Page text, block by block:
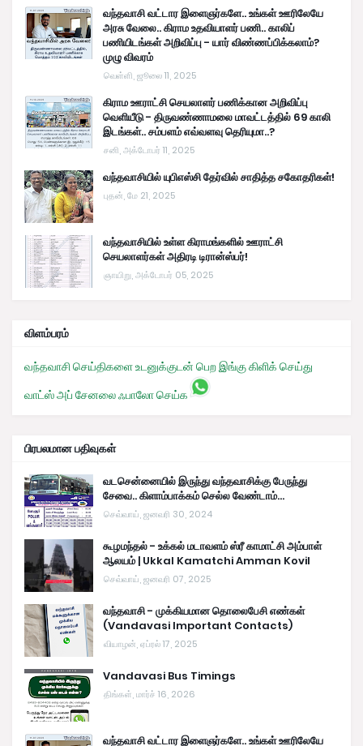
வந்தவாசி வட்டார இளைஞர்களே.. உங்கள் ஊரிலேயே
அரசு வேலை.. கிராம உதவியாளர் பணி.. காலிப்
பணியிடங்கள் அறிவிப்பு - யார் விண்ணப்பிக்கலாம்?
முழு விவரம்
வெள்ளி, ஜூலை 11, 2025
கிராம ஊராட்சி செயலாளர் பணிக்கான அறிவிப்பு
வெளியீடு - திருவண்ணாமலை மாவட்டத்தில் 69 காலி
இடங்கள்.. சம்பளம் எவ்வளவு தெரியுமா..?
சனி, அக்டோபர் 11, 2025
வந்தவாசியில் யுபிஎஸ்சி தேர்வில் சாதித்த சகோதரிகள்!
புதன், மே 21, 2025
வந்தவாசியில் உள்ள கிராமங்களில் ஊராட்சி
செயலாளர்கள் அதிரடி டிரான்ஸ்பர்!
ஞாயிறு, அக்டோபர் 05, 2025
விளம்பரம்
வந்தவாசி செய்திகளை உடனுக்குடன் பெற இங்கு கிளிக் செய்து
வாட்ஸ் அப் சேனலை ஃபாலோ செய்க
பிரபலமான பதிவுகள்
வடசென்னையில் இருந்து வந்தவாசிக்கு பேருந்து
சேவை.. கிளாம்பாக்கம் செல்ல வேண்டாம்...
செவ்வாய், ஜனவரி 30, 2024
கூழமந்தல் - உக்கல் மடாவளம் ஸ்ரீ காமாட்சி அம்பாள்
ஆலயம் | Ukkal Kamatchi Amman Kovil
செவ்வாய், ஜனவரி 07, 2025
வந்தவாசி - முக்கியமான தொலைபேசி எண்கள்
(Vandavasi Important Contacts)
வியாழன், ஏப்ரல் 17, 2025
Vandavasi Bus Timings
திங்கள், மார்ச் 16, 2026
வந்தவாசி வட்டார இளைஞர்களே.. உங்கள் ஊரிலேயே